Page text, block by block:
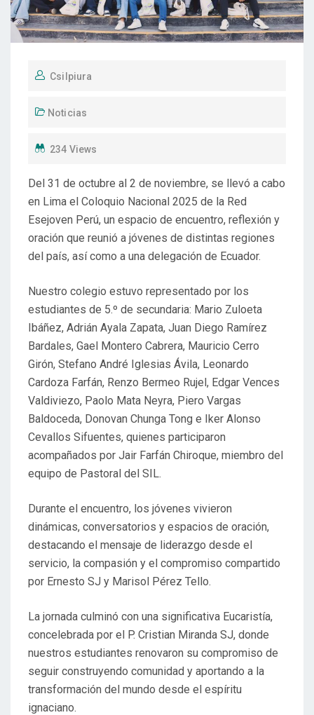
Csilpiura
Noticias
234 Views
Del 31 de octubre al 2 de noviembre, se llevó a cabo
en Lima el Coloquio Nacional 2025 de la Red
Esejoven Perú, un espacio de encuentro, reflexión y
oración que reunió a jóvenes de distintas regiones
del país, así como a una delegación de Ecuador.
Nuestro colegio estuvo representado por los
estudiantes de 5.º de secundaria: Mario Zuloeta
Ibáñez, Adrián Ayala Zapata, Juan Diego Ramírez
Bardales, Gael Montero Cabrera, Mauricio Cerro
Girón, Stefano André Iglesias Ávila, Leonardo
Cardoza Farfán, Renzo Bermeo Rujel, Edgar Vences
Valdiviezo, Paolo Mata Neyra, Piero Vargas
Baldoceda, Donovan Chunga Tong e Iker Alonso
Cevallos Sifuentes, quienes participaron
acompañados por Jair Farfán Chiroque, miembro del
equipo de Pastoral del SIL.
Durante el encuentro, los jóvenes vivieron
dinámicas, conversatorios y espacios de oración,
destacando el mensaje de liderazgo desde el
servicio, la compasión y el compromiso compartido
por Ernesto SJ y Marisol Pérez Tello.
La jornada culminó con una significativa Eucaristía,
concelebrada por el P. Cristian Miranda SJ, donde
nuestros estudiantes renovaron su compromiso de
seguir construyendo comunidad y aportando a la
transformación del mundo desde el espíritu
ignaciano.